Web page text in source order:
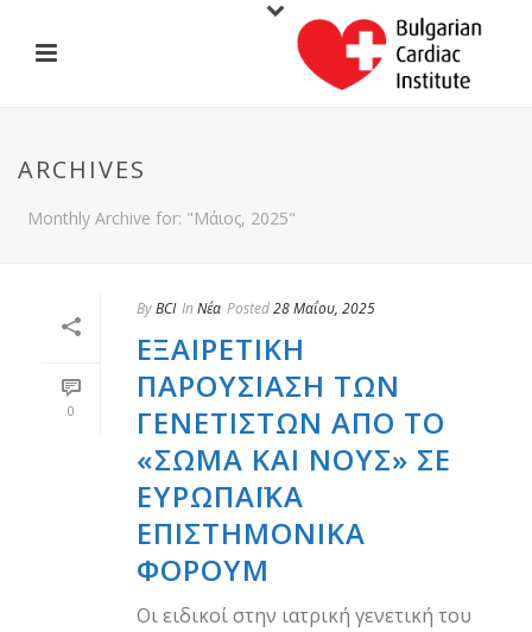
ARCHIVES
Monthly Archive for: "Μάιος, 2025"
0
ByBCI In Νέα Posted28 Μαΐου, 2025
ΕΞΑΙΡΕΤΙΚΉ
ΠΑΡΟΥΣΊΑΣΗ ΤΩΝ
ΓΕΝΕΤΙΣΤΏΝ ΑΠΌ ΤΟ
«ΣΏΜΑ ΚΑΙ ΝΟΥΣ» ΣΕ
ΕΥΡΩΠΑΪΚΆ
ΕΠΙΣΤΗΜΟΝΙΚΆ
ΦΌΡΟΥΜ
Οι ειδικοί στην ιατρική γενετική του